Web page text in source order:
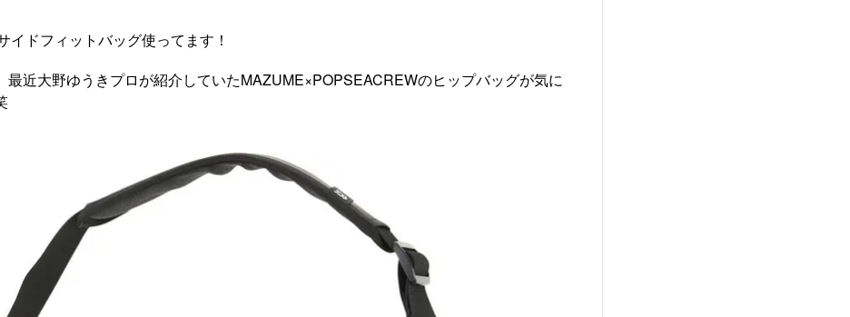
イドフィットバッグ使ってます！
最近大野ゆうきプロが紹介していたMAZUME×POPSEACREWのヒップバッグが気に